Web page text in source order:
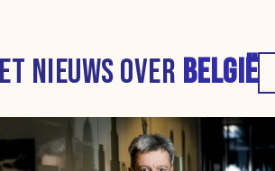
NIEUWS OVER BELGIË